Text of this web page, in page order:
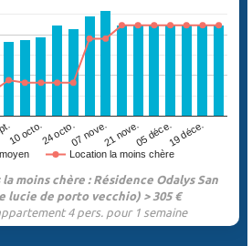
Location la moins chère
10 octo.24 octo.07 nove.21 nove.05 déce.19 déce.
moins chère : Résidence Odalys San
lucie de porto vecchio) > 305 €
4 pers. pour 1 semaine